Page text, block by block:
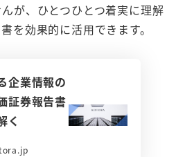
が、ひとつひとつ着実に理解
を効果的に活用できます。
企業情報の
証券報告書
く